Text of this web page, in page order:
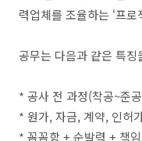
력업체를 조율하는 ‘프
공무는 다음과 같은 특징
* 공사 전 과정(착공~준
* 원가, 자금, 계약, 인허
* 꼼꼼함 + 순발력 + 책